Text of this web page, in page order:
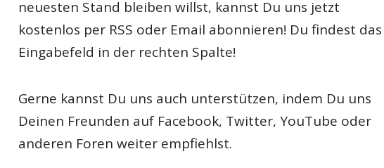
neuesten Stand bleiben willst, kannst Du uns jetzt
kostenlos per RSS oder Email abonnieren! Du findest das
Eingabefeld in der rechten Spalte!
Gerne kannst Du uns auch unterstützen, indem Du uns
Deinen Freunden auf Facebook, Twitter, YouTube oder
anderen Foren weiter empfiehlst.